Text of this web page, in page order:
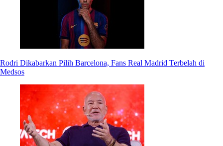
Rodri Dikabarkan Pilih Barcelona, Fans Real Madrid Terbelah di
Medsos